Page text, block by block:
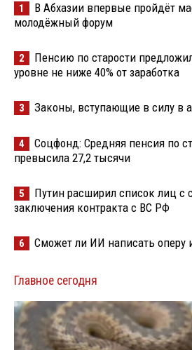
1
В Абхазии впервые пройдёт
молодёжный форум
2
Пенсию по старости
уровне не ниже 40% от заработка
3 Законы, вступающие в силу в
4
Соцфонд: Средняя пенсия по
превысила 27,2 тысячи
5
Путин расширил список лиц с
заключения контракта с ВС РФ
6 Сможет ли ИИ написать оперу
Главное сегодня